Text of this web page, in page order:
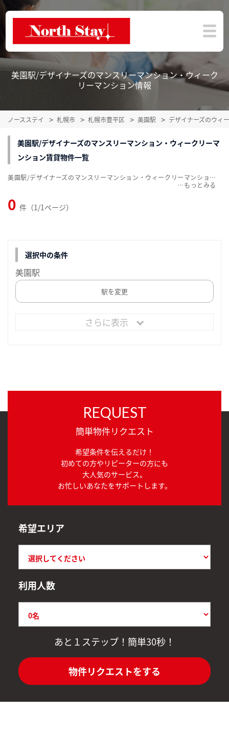
美園駅/デザイナーズのマンスリーマンション・ウィーク
リーマンション情報
ノースステイ 札幌市 札幌市豊平区 美園駅 デザイナーズのウィ
美園駅/デザイナーズのマンスリーマンション・ウィークリーマ
ンション賃貸物件一覧
0 件（1/1ページ）
美園駅/デザイナーズのマンスリーマンション・ウィークリーマンション賃貸物件一覧を掲載中。敷金・礼金無料、家具・家電付をご紹介。こだわり条件での絞込みも簡単！
…
選択中の条件
美園駅
駅を変更
さらに表示
REQUEST
簡単物件リクエスト
希望条件を伝えるだけ！
初めての方やリピーターの方にも
大人気のサービス。
お忙しいあなたをサポートします。
希望エリア
利用人数
あと１ステップ！簡単30秒！
物件リクエストをする